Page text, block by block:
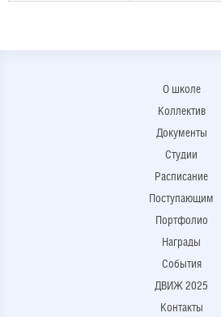
О школе
Коллектив
Документы
Студии
Расписание
Поступающим
Портфолио
Награды
События
ДВИЖ 2025
Контакты